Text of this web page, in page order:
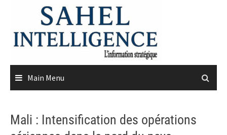
content
Main Menu
Mali : Intensification des opérations